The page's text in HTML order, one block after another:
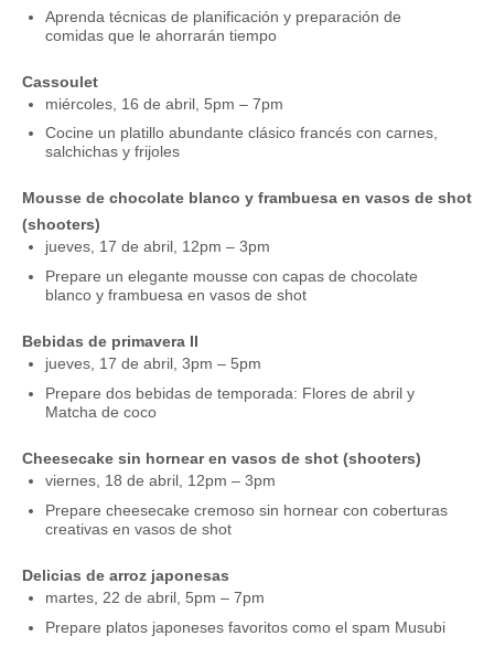
Aprenda técnicas de planificación y preparación de
comidas que le ahorrarán tiempo
Cassoulet
miércoles, 16 de abril, 5pm – 7pm
Cocine un platillo abundante clásico francés con carnes,
salchichas y frijoles
Mousse de chocolate blanco y frambuesa en vasos de shot
(shooters)
jueves, 17 de abril, 12pm – 3pm
Prepare un elegante mousse con capas de chocolate
blanco y frambuesa en vasos de shot
Bebidas de primavera II
jueves, 17 de abril, 3pm – 5pm
Prepare dos bebidas de temporada: Flores de abril y
Matcha de coco
Cheesecake sin hornear en vasos de shot (shooters)
viernes, 18 de abril, 12pm – 3pm
Prepare cheesecake cremoso sin hornear con coberturas
creativas en vasos de shot
Delicias de arroz japonesas
martes, 22 de abril, 5pm – 7pm
Prepare platos japoneses favoritos como el spam Musubi